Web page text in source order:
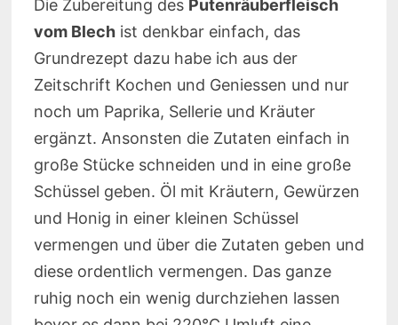
Die Zubereitung des Putenräuberfleisch
vom Blechist denkbar einfach, das
Grundrezept dazu habe ich aus der
Zeitschrift Kochen und Geniessen und nur
noch um Paprika, Sellerie und Kräuter
ergänzt. Ansonsten die Zutaten einfach in
große Stücke schneiden und in eine große
Schüssel geben. Öl mit Kräutern, Gewürzen
und Honig in einer kleinen Schüssel
vermengen und über die Zutaten geben und
diese ordentlich vermengen. Das ganze
ruhig noch ein wenig durchziehen lassen